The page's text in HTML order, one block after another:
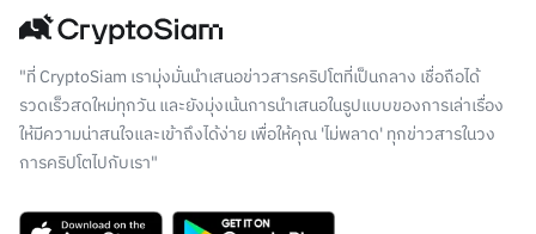
"ที่ CryptoSiam เรามุ่งมั่นนำเสนอข่าวสารคริปโตที่เป็นกลาง เชื่อถือได้
รวดเร็วสดใหม่ทุกวัน และยังมุ่งเน้นการนำเสนอในรูปแบบของการเล่าเรื่อง
ให้มีความน่าสนใจและเข้าถึงได้ง่าย เพื่อให้คุณ 'ไม่พลาด' ทุกข่าวสารในวง
การคริปโตไปกับเรา"